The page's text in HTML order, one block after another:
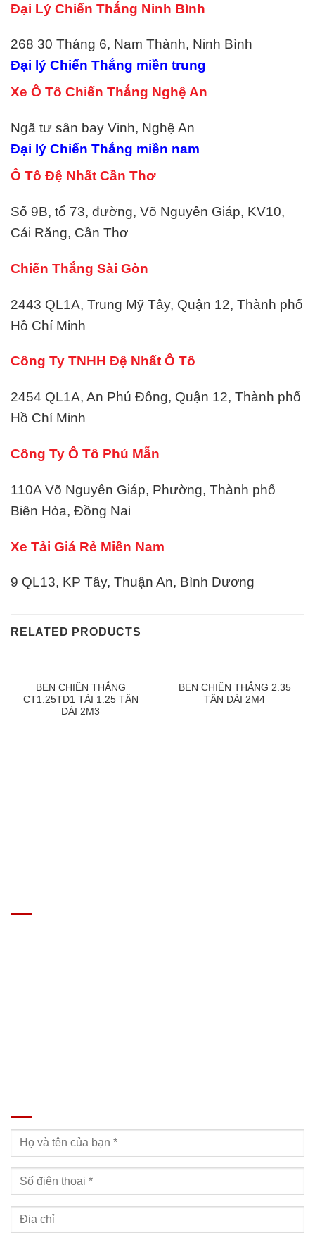
Đại Lý Chiến Thắng Ninh Bình
268 30 Tháng 6, Nam Thành, Ninh Bình
Đại lý Chiến Thắng miền trung
Xe Ô Tô Chiến Thắng Nghệ An
Ngã tư sân bay Vinh, Nghệ An
Đại lý Chiến Thắng miền nam
Ô Tô Đệ Nhất Cần Thơ
Số 9B, tổ 73, đường, Võ Nguyên Giáp, KV10,
Cái Răng, Cần Thơ
Chiến Thắng Sài Gòn
2443 QL1A, Trung Mỹ Tây, Quận 12, Thành phố
Hồ Chí Minh
Công Ty TNHH Đệ Nhất Ô Tô
2454 QL1A, An Phú Đông, Quận 12, Thành phố
Hồ Chí Minh
Công Ty Ô Tô Phú Mẫn
110A Võ Nguyên Giáp, Phường, Thành phố
Biên Hòa, Đồng Nai
Xe Tải Giá Rẻ Miền Nam
9 QL13, KP Tây, Thuận An, Bình Dương
RELATED PRODUCTS
BEN CHIẾN THẮNG
CT1.25TD1 TẢI 1.25 TẤN
DÀI 2M3
BEN CHIẾN THẮNG 2.35
TẤN DÀI 2M4